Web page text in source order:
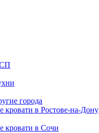
города
кровати в Ростове-на-Дону
кровати в Сочи